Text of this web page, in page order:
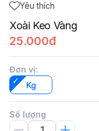
Yêu thích
Xoài Keo Vàng
25.000đ
Đơn vị:
Kg
Số lượng